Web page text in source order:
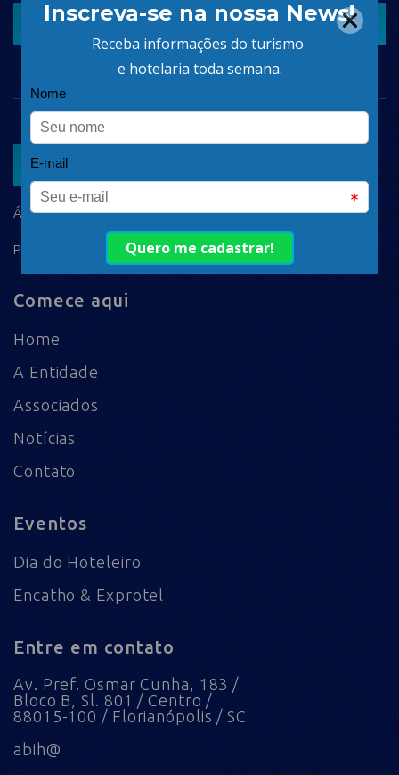
CADASTRAR
ÁREA DO ASSOCIADO
POLÍTICA DE PRIVACIDADE
Comece aqui
Home
A Entidade
Associados
Notícias
Contato
Eventos
Dia do Hoteleiro
Encatho & Exprotel
Entre em contato
Av. Pref. Osmar Cunha, 183 /
Bloco B, Sl. 801 / Centro /
88015-100 / Florianópolis / SC
abih@